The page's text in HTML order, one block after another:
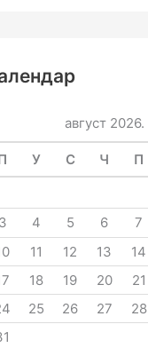
август 2026.
У С Ч П
3
4 5 6 7
11 12 13 14
18 19 20 21
25 26 27 28